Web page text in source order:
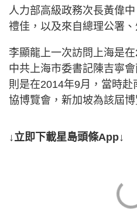
人力部高級政務次長黃偉
禮佳，以及來自總理公署
李顯龍上一次訪問上海是
中共上海市委書記陳吉寧
則是在2014年9月，當時
協博覽會，新加坡為該屆博
↓立即下載星島頭條App↓